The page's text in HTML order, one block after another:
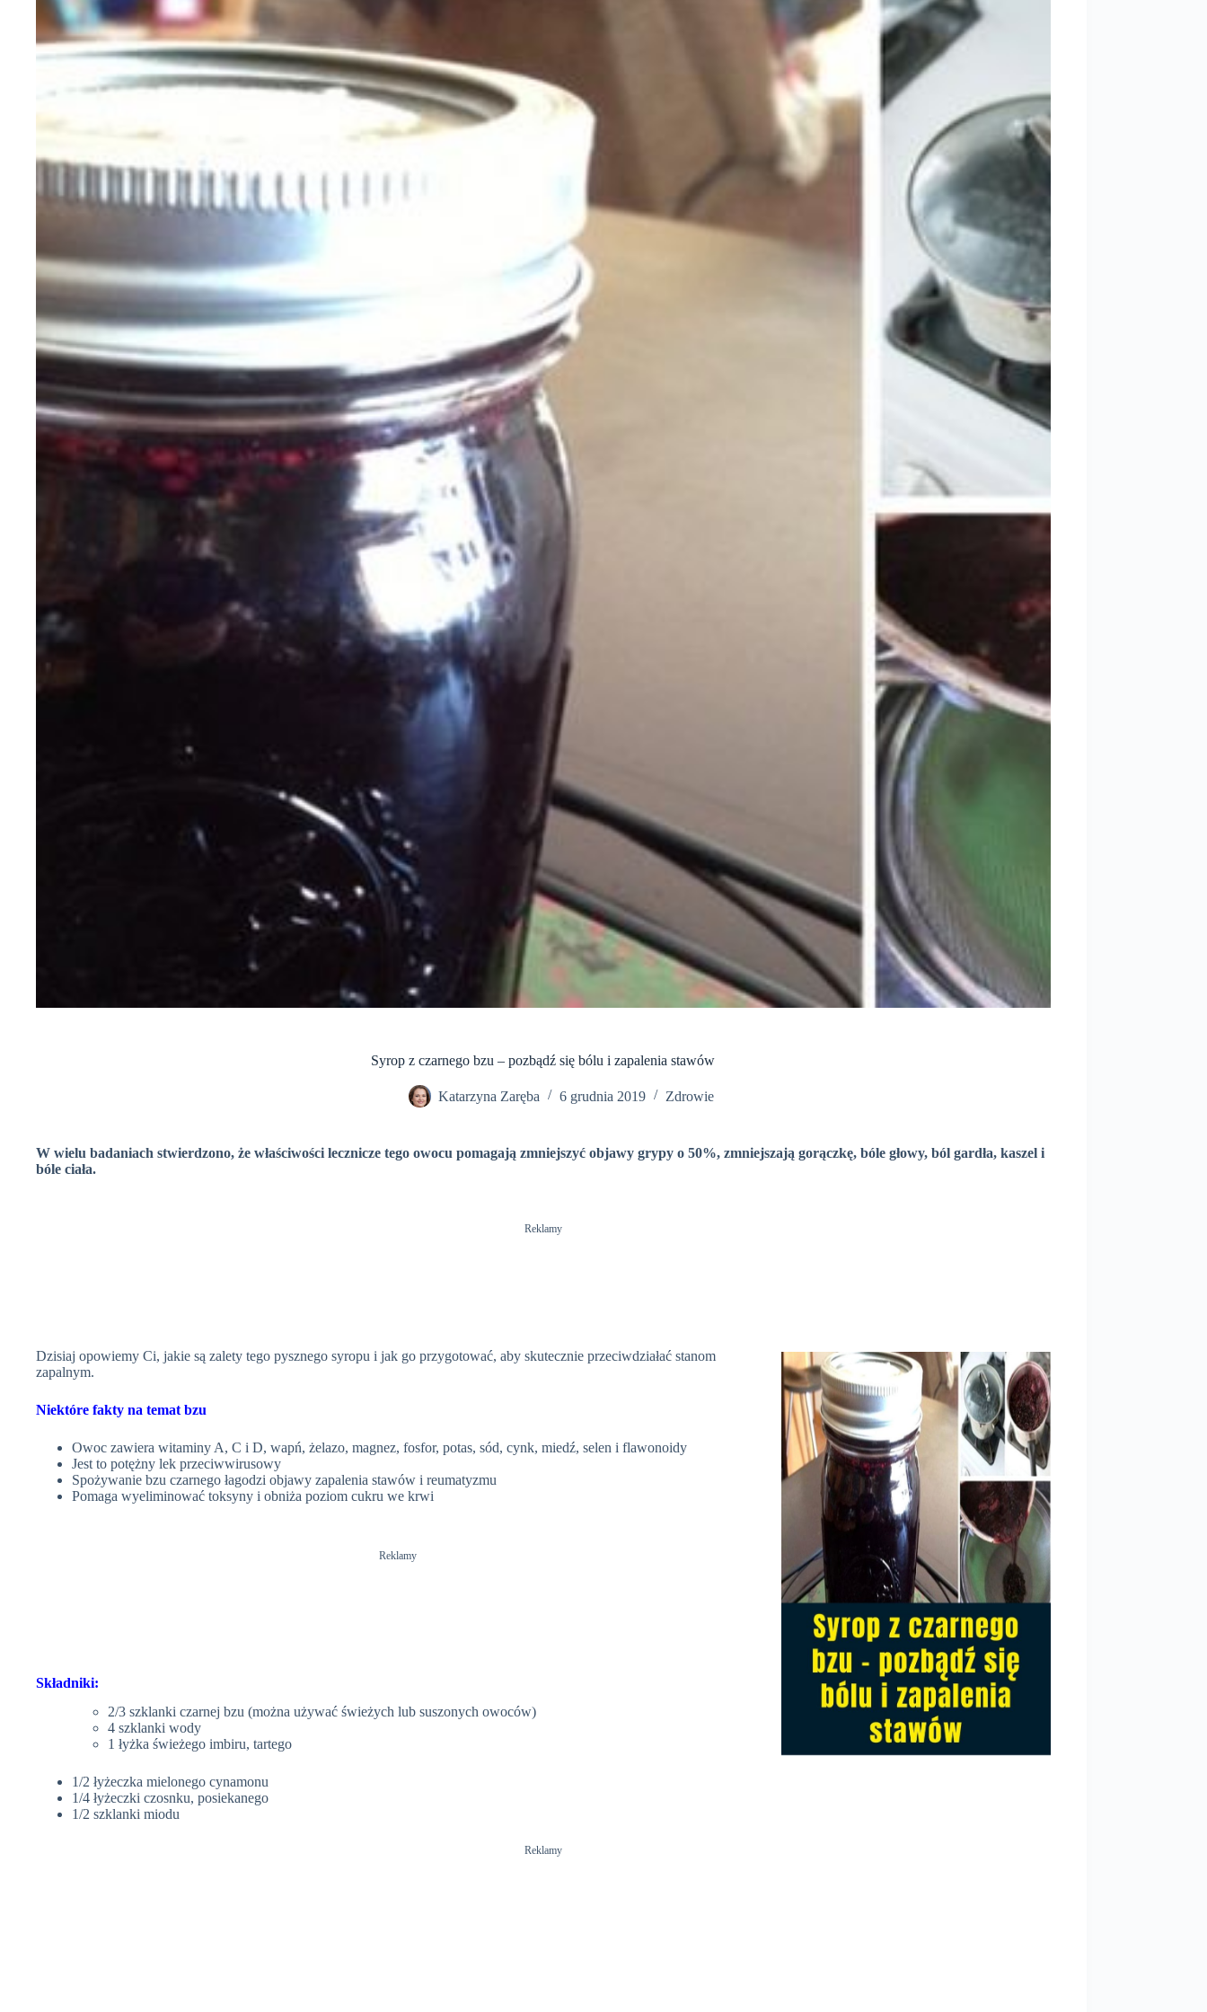
Syrop z czarnego bzu – pozbądź się bólu i zapalenia stawów
Katarzyna Zaręba 6 grudnia 2019 Zdrowie
W wielu badaniach stwierdzono, że właściwości lecznicze tego owocu pomagają zmniejszyć objawy grypy o 50%, zmniejszają gorączkę, bóle głowy, ból gardła, kaszel i
bóle ciała.
Reklamy
Dzisiaj opowiemy Ci, jakie są zalety tego pysznego syropu i jak go przygotować, aby skutecznie przeciwdziałać stanom
zapalnym.
Niektóre fakty na temat bzu
Owoc zawiera witaminy A, C i D, wapń, żelazo, magnez, fosfor, potas, sód, cynk, miedź, selen i flawonoidy
Jest to potężny lek przeciwwirusowy
Spożywanie bzu czarnego łagodzi objawy zapalenia stawów i reumatyzmu
Pomaga wyeliminować toksyny i obniża poziom cukru we krwi
Reklamy
Składniki:
2/3 szklanki czarnej bzu (można używać świeżych lub suszonych owoców)
4 szklanki wody
1 łyżka świeżego imbiru, tartego
1/2 łyżeczka mielonego cynamonu
1/4 łyżeczki czosnku, posiekanego
1/2 szklanki miodu
Reklamy